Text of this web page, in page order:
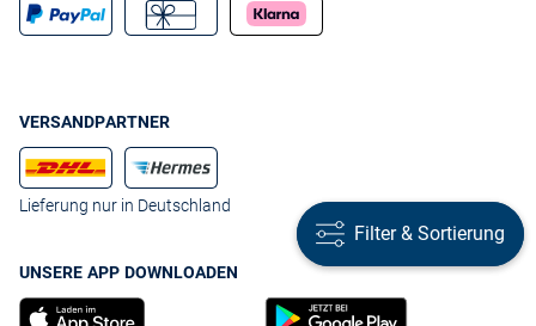
VERSANDPARTNER
Lieferung nur in Deutschland
UNSERE APP DOWNLOADEN
Filter & Sortierung
Filter & Sortierung